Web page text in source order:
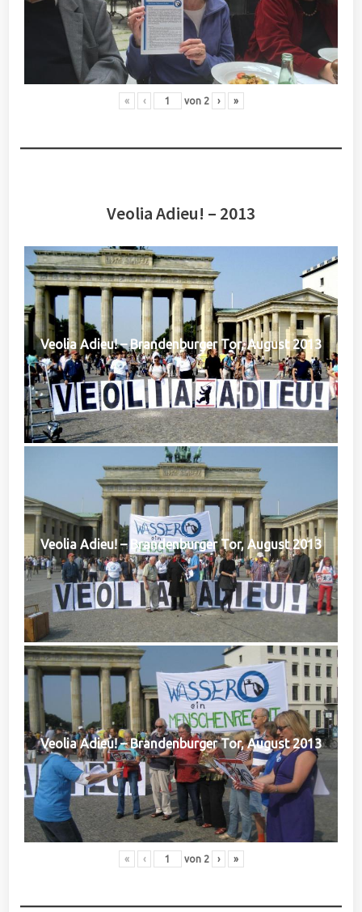
« ‹ von 2 › »
Veolia Adieu! – 2013
Veolia Adieu! – Brandenburger Tor, August 2013
Veolia Adieu! – Brandenburger Tor, August 2013
Veolia Adieu! – Brandenburger Tor, August 2013
« ‹ von 2 › »